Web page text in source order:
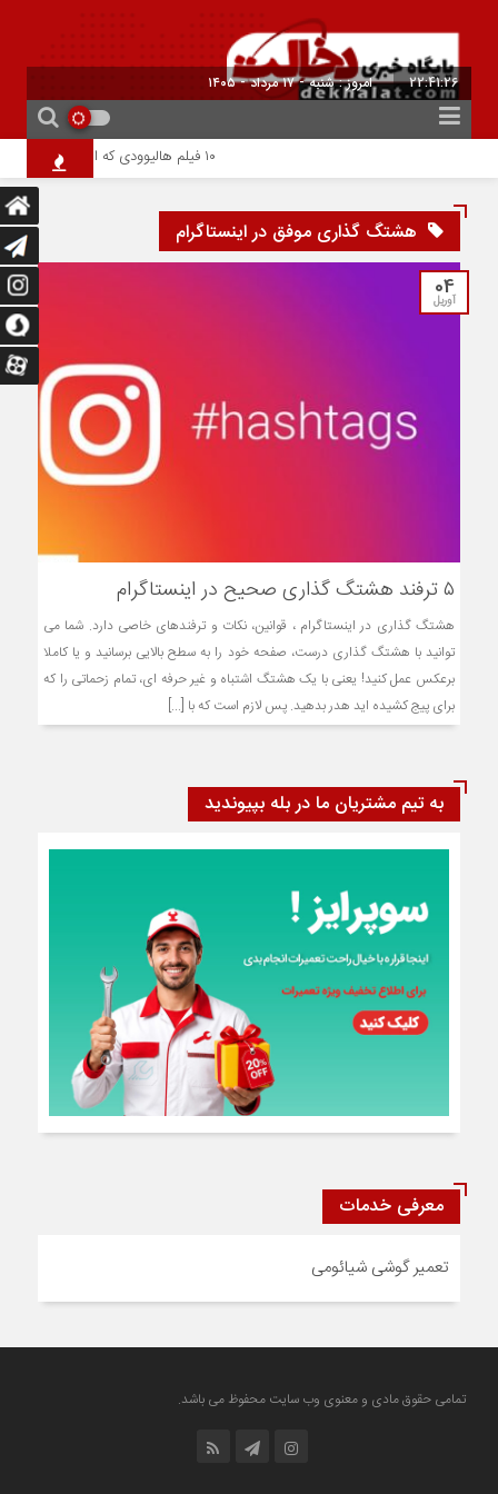
22:41:26 امروز : شنبه - ۱۷ مرداد - ۱۴۰۵
۱۰ فیلم هالیوودی که ارزش دیدن دارند | شاهکارهایی که نباید از دست بدهید
هشتگ گذاری موفق در اینستاگرام
04
آوریل
۵ ترفند هشتگ گذاری صحیح در اینستاگرام
هشتگ گذاری در اینستاگرام ، قوانین، نکات و ترفندهای خاصی دارد. شما می
توانید با هشتگ گذاری درست، صفحه خود را به سطح بالایی برسانید و یا کاملا
برعکس عمل کنید! یعنی با یک هشتگ اشتباه و غیر حرفه ای، تمام زحماتی را که
برای پیج کشیده اید هدر بدهید. پس لازم است که با [...]
به تیم مشتریان ما در بله بپیوندید
معرفی خدمات
تعمیر گوشی شیائومی
تمامی حقوق مادی و معنوی وب سایت محفوظ می باشد.